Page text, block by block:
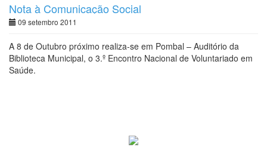
Nota à Comunicação Social
09 setembro 2011
A 8 de Outubro próximo realiza-se em Pombal – Auditório da
Biblioteca Municipal, o 3.º Encontro Nacional de Voluntariado em
Saúde.